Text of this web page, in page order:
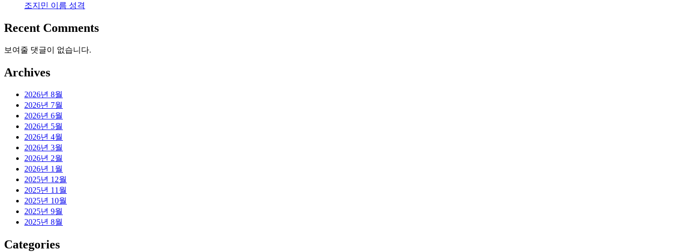
조지민 이름 성격
Recent Comments
보여줄 댓글이 없습니다.
Archives
2026년 8월
2026년 7월
2026년 6월
2026년 5월
2026년 4월
2026년 3월
2026년 2월
2026년 1월
2025년 12월
2025년 11월
2025년 10월
2025년 9월
2025년 8월
Categories